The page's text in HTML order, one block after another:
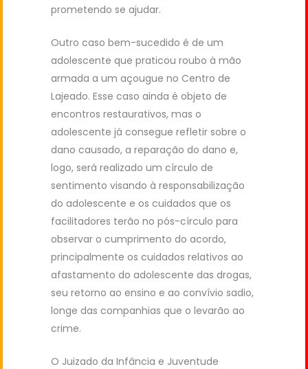
prometendo se ajudar.
Outro caso bem-sucedido é de um
adolescente que praticou roubo à mão
armada a um açougue no Centro de
Lajeado. Esse caso ainda é objeto de
encontros restaurativos, mas o
adolescente já consegue refletir sobre o
dano causado, a reparação do dano e,
logo, será realizado um círculo de
sentimento visando à responsabilização
do adolescente e os cuidados que os
facilitadores terão no pós-círculo para
observar o cumprimento do acordo,
principalmente os cuidados relativos ao
afastamento do adolescente das drogas,
seu retorno ao ensino e ao convívio sadio,
longe das companhias que o levarão ao
crime.
O Juizado da Infância e Juventude